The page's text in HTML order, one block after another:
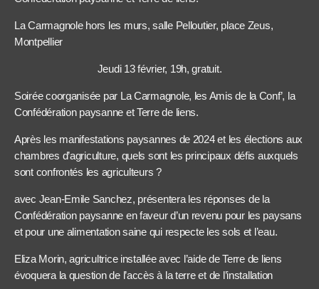
La Carmagnole hors les murs, salle Pelloutier, place Zeus,
Montpellier
Jeudi 13 février, 19h, gratuit.
Soirée coorganisée par La Carmagnole, les Amis de la Conf’, la
Confédération paysanne et Terre de liens.
Après les manifestations paysannes de 2024 et les élections aux
chambres d’agriculture, quels sont les principaux défis auxquels
sont confrontés les agriculteurs ?
avec Jean-Emile Sanchez, présentera les réponses de la
Confédération paysanne en faveur d’un revenu pour les paysans
et pour une alimentation saine qui respecte les sols et l’eau.
Eliza Morin, agricultrice installée avec l’aide de Terre de liens
évoquera la question de l’accès à la terre et de l’installation